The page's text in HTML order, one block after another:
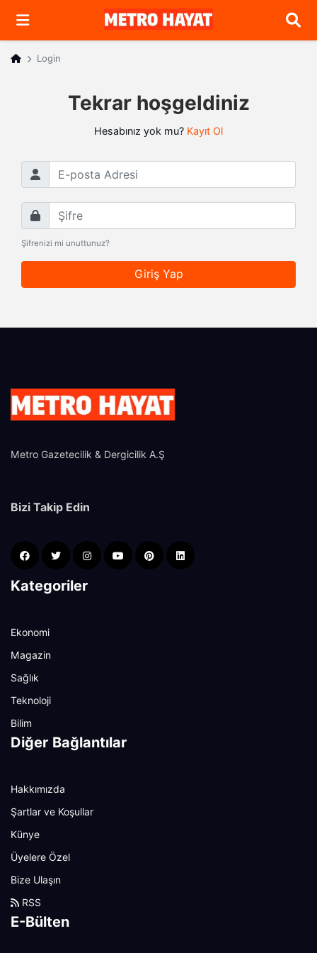
Arama
Login
Tekrar hoşgeldiniz
Hesabınız yok mu? Kayıt Ol
E-posta Adresi
Şifre
Şifrenizi mi unuttunuz?
Giriş Yap
Metro Gazetecilik & Dergicilik A.Ş
Bizi Takip Edin
Kategoriler
Ekonomi
Magazin
Sağlık
Teknoloji
Bilim
Diğer Bağlantılar
Hakkımızda
Şartlar ve Koşullar
Künye
Üyelere Özel
Bize Ulaşın
RSS
E-Bülten